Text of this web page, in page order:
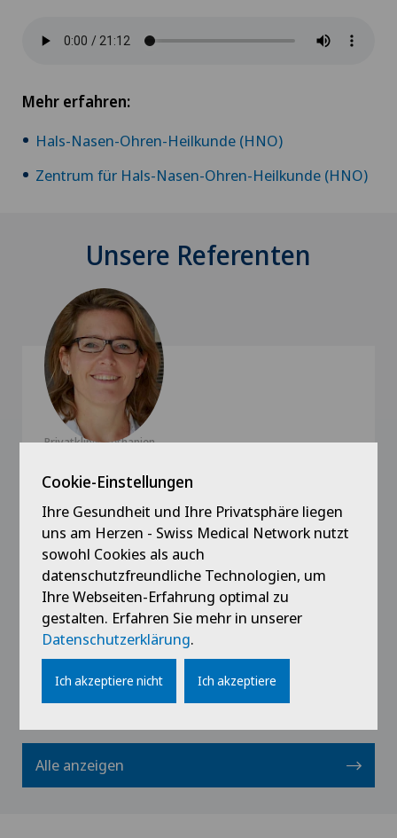
Mehr erfahren:
Hals-Nasen-Ohren-Heilkunde (HNO)
Zentrum für Hals-Nasen-Ohren-Heilkunde (HNO)
Unsere Referenten
Privatklinik Bethanien
Däppen
Spezialisierung
Hals-Nasen-Ohren-Heilkunde (HNO),
Schilddrüsenchirurgie (Endokrine Chirurgie)
Profil ansehen
Alle anzeigen
Cookie-Einstellungen
Ihre Gesundheit und Ihre Privatsphäre liegen
uns am Herzen - Swiss Medical Network nutzt
sowohl Cookies als auch
datenschutzfreundliche Technologien, um
Ihre Webseiten-Erfahrung optimal zu
gestalten. Erfahren Sie mehr in unserer
Datenschutzerklärung.
Ich akzeptiere nicht Ich akzeptiere